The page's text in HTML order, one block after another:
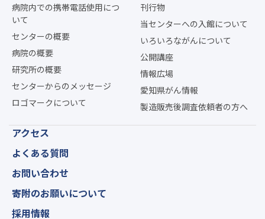
病院内での携帯電話使用につ
いて
センターの概要
病院の概要
研究所の概要
センターからのメッセージ
ロゴマークについて
刊行物
当センターへの入館について
いろいろながんについて
公開講座
情報広場
愛知県がん情報
製造販売後調査依頼者の方へ
アクセス
よくある質問
お問い合わせ
寄附のお願いについて
採用情報